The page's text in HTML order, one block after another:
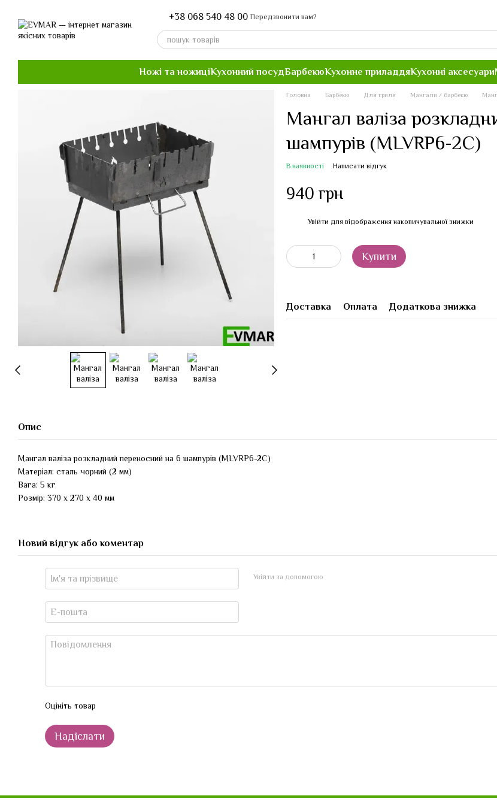
+38 068 540 48 00 Передзвонити вам?
Ножі та ножиціКухонний посудБарбекюКухонне приладдяКухонні аксесуари
Головна Барбекю Для гриля Мангали / барбекю
Мангал валіза
шампурів (MLVRP6-2C)
В наявності Написати відгук
940 грн
Увійти для відображення накопичувальної знижки
Купити
Доставка Оплата Додаткова знижка
Опис
Мангал валіза розкладний переносний на 6 шампурів (MLVRP6-2C)
Матеріал: сталь чорний (2 мм)
Вага: 5 кг
Розмір: 370 х 270 х 40 мм
Новий відгук або коментар
Увійти за допомогою
Оцініть товар
Надіслати